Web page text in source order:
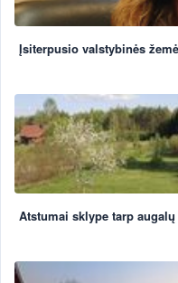
Įsiterpusio valstybinės
Atstumai sklype tarp